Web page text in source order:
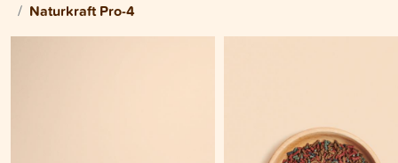
Naturkraft Pro-4